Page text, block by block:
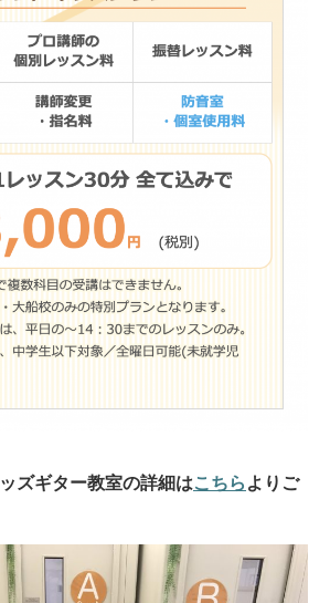
ズギター教室の詳細はこちら よりご